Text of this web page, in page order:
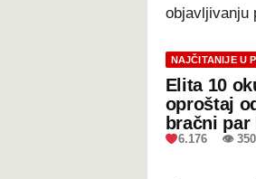
objavljivanju
NAJČITANIJE U
Elita 10
oproštaj
bračni par
6.176 👁